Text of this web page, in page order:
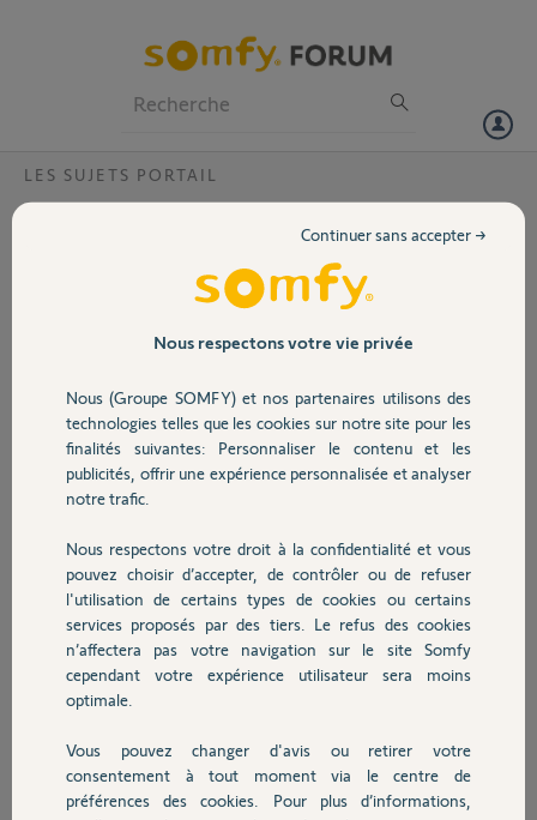
Volet
Sécurité
Domotique
Chauffage
Autres produits
Devis avec un pro
LES SUJETS PORTAIL
FREEVIA 300 probleme apprentissage
Je viens d'installer un FREEVIA 300.
Lorsque je lance l'apprentissage automatique, sur la doc il est noté
Pour moi, il fait l'inverse..il se ferme puis s'ouvre (positionnement du
moteur / portail) .
L'apprentissage se fait mais forcement en fonctionnement standard
.. les cellules ne marchent pas sur la fermeture mais sur l'ouverture du
véhicules)
Existe-t-il un moyen d'inverser le démarrage du moteur à
l'apprentissage ?( j'ai fait plusieurs RAZ et recommencé mais toujours
la même chose).
J'ai pensé à inversé l'alimentation moteur mais je préféré avoir un
avis avant de le faire.
merci de votre aide
Nous respectons votre vie privée
Nous (Groupe SOMFY) et nos partenaires utilisons des
technologies telles que les cookies sur notre site pour les
finalités suivantes: Personnaliser le contenu et les
publicités, offrir une expérience personnalisée et analyser
notre trafic.
Nous respectons votre droit à la confidentialité et vous
pouvez choisir d’accepter, de contrôler ou de refuser
l'utilisation de certains types de cookies ou certains
services proposés par des tiers. Le refus des cookies
n’affectera pas votre navigation sur le site Somfy
cependant votre expérience utilisateur sera moins
optimale.
Vous pouvez changer d'avis ou retirer votre
consentement à tout moment via le centre de
préférences des cookies. Pour plus d’informations,
Continuer sans accepter →